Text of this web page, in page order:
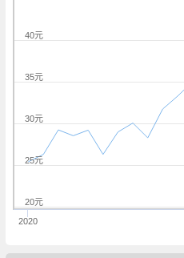
2020
20元
25元
30元
35元
40元